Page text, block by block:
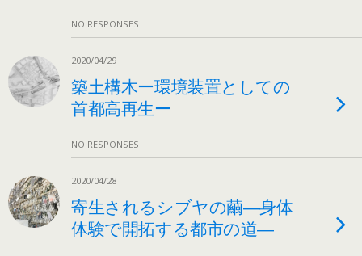
NO RESPONSES
2020/04/29
築土構木ー環境装置としての
首都高再生ー
NO RESPONSES
2020/04/28
寄生されるシブヤの繭―身体
体験で開拓する都市の道―